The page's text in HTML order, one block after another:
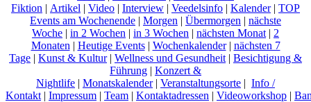
Fiktion | Artikel | Video | Interview | Veedelsinfo | Kalender| TOP
Events am Wochenende | Morgen | Übermorgen | nächste
Woche | in 2 Wochen | in 3 Wochen | nächsten Monat | 2
Monaten | Heutige Events| Wochenkalender| nächsten 7
Tage | Kunst & Kultur| Wellness und Gesundheit | Besichtigung &
Führung | Konzert &
Nightlife | Monatskalender| Veranstaltungsorte | Info /
Kontakt | Impressum | Team | Kontaktadressen | Videoworkshop |